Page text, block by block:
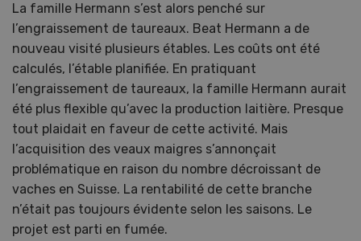
La famille Hermann s’est alors penché sur
l’engraissement de taureaux. Beat Hermann a de
nouveau visité plusieurs étables. Les coûts ont été
calculés, l’étable planifiée. En pratiquant
l’engraissement de taureaux, la famille Hermann aurait
été plus flexible qu’avec la production laitière. Presque
tout plaidait en faveur de cette activité. Mais
l’acquisition des veaux maigres s’annonçait
problématique en raison du nombre décroissant de
vaches en Suisse. La rentabilité de cette branche
n’était pas toujours évidente selon les saisons. Le
projet est parti en fumée.